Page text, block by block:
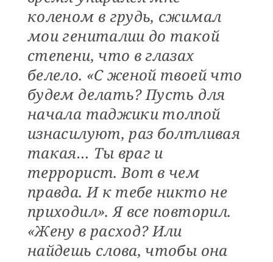
коленом в грудь, сжимал
мои гениталии до такой
степени, что в глазах
белело. «С женой твоей что
будем делать? Пусть для
начала таджики толпой
изнасилуют, раз болтливая
такая… Ты враг и
террорист. Вот в чем
правда. И к тебе никто не
приходил». Я все повторил.
«Жену в расход? Или
найдешь слова, чтобы она